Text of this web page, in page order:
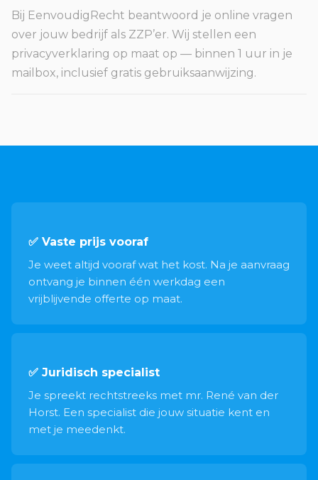
Bij EenvoudigRecht beantwoord je online vragen
over jouw bedrijf als ZZP’er. Wij stellen een
privacyverklaring op maat op — binnen 1 uur in je
mailbox, inclusief gratis gebruiksaanwijzing.
✅ Vaste prijs vooraf
Je weet altijd vooraf wat het kost. Na je aanvraag
ontvang je binnen één werkdag een
vrijblijvende offerte op maat.
✅ Juridisch specialist
Je spreekt rechtstreeks met mr. René van der
Horst. Een specialist die jouw situatie kent en
met je meedenkt.